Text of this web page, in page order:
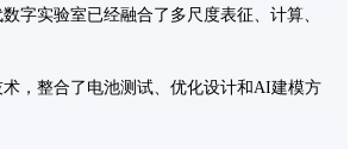
字实验室已经融合了多尺度表征、计算、
，整合了电池测试、优化设计和AI建模方